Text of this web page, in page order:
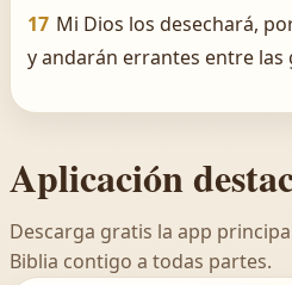
17 Mi Dios los desechará,
y andarán errantes entre las
Aplicación
Descarga gratis la app
Biblia contigo a todas partes.